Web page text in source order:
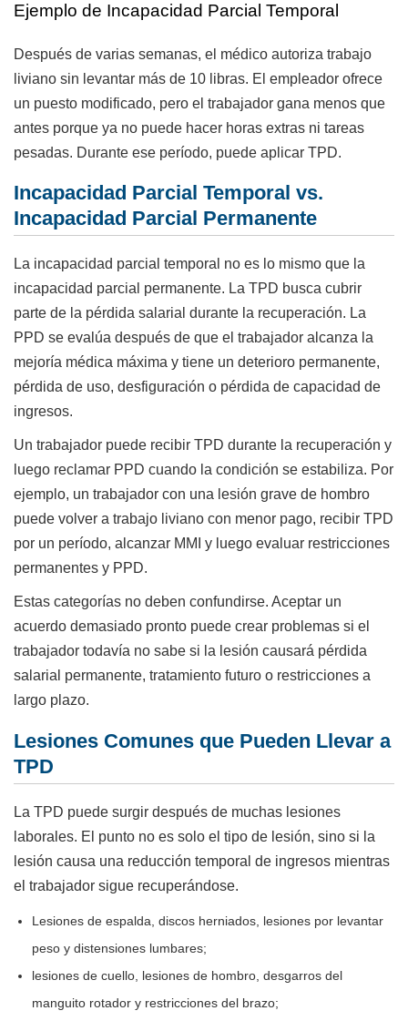
Ejemplo de Incapacidad Parcial Temporal
Después de varias semanas, el médico autoriza trabajo
liviano sin levantar más de 10 libras. El empleador ofrece
un puesto modificado, pero el trabajador gana menos que
antes porque ya no puede hacer horas extras ni tareas
pesadas. Durante ese período, puede aplicar TPD.
Incapacidad Parcial Temporal vs.
Incapacidad Parcial Permanente
La incapacidad parcial temporal no es lo mismo que la
incapacidad parcial permanente. La TPD busca cubrir
parte de la pérdida salarial durante la recuperación. La
PPD se evalúa después de que el trabajador alcanza la
mejoría médica máxima y tiene un deterioro permanente,
pérdida de uso, desfiguración o pérdida de capacidad de
ingresos.
Un trabajador puede recibir TPD durante la recuperación y
luego reclamar PPD cuando la condición se estabiliza. Por
ejemplo, un trabajador con una lesión grave de hombro
puede volver a trabajo liviano con menor pago, recibir TPD
por un período, alcanzar MMI y luego evaluar restricciones
permanentes y PPD.
Estas categorías no deben confundirse. Aceptar un
acuerdo demasiado pronto puede crear problemas si el
trabajador todavía no sabe si la lesión causará pérdida
salarial permanente, tratamiento futuro o restricciones a
largo plazo.
Lesiones Comunes que Pueden Llevar a
TPD
La TPD puede surgir después de muchas lesiones
laborales. El punto no es solo el tipo de lesión, sino si la
lesión causa una reducción temporal de ingresos mientras
el trabajador sigue recuperándose.
Lesiones de espalda, discos herniados, lesiones por levantar
peso y distensiones lumbares;
lesiones de cuello, lesiones de hombro, desgarros del
manguito rotador y restricciones del brazo;